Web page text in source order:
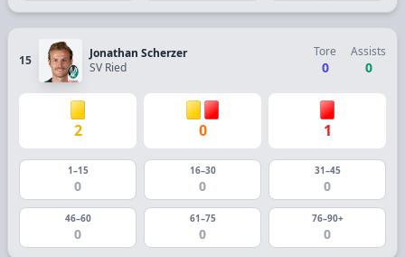
15
Jonathan Scherzer
SV Ried
Tore
0
Assists
0
2 0 1
1–15
0
16–30
0
31–45
0
46–60
0
61–75
0
76–90+
0